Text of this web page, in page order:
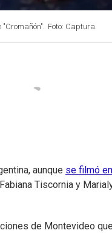
Foto: Captura.
aunque se filmó
Tiscornia y
de Montevideo